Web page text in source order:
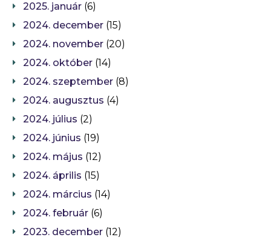
2025. január (6)
2024. december (15)
2024. november (20)
2024. október (14)
2024. szeptember (8)
2024. augusztus (4)
2024. július (2)
2024. június (19)
2024. május (12)
2024. április (15)
2024. március (14)
2024. február (6)
2023. december (12)